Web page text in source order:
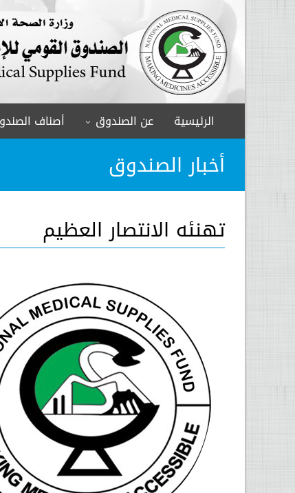
الرئيسية عن الصندوق أصناف
أخبار الصندوق
تهنئه الانتصار العظيم